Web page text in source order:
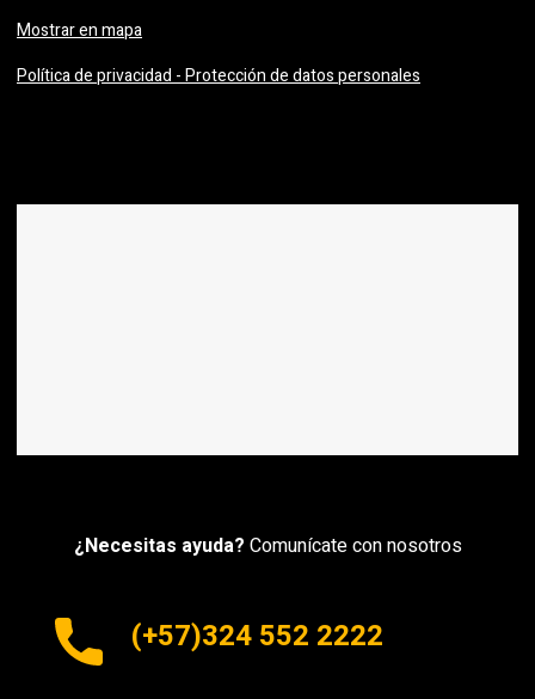
Mostrar en mapa
Política de privacidad - Protección de datos personales
¿Necesitas ayuda? Comunícate con nosotros
(+57)324 552 2222